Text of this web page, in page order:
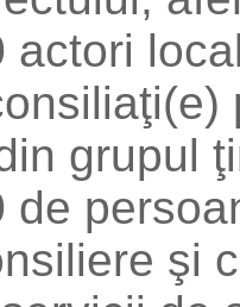
actori
grupul
de
şi